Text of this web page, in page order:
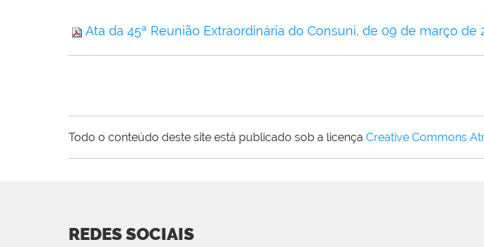
Ata da 45ª Reunião Extraordinária do Consuni, de 09 de março de
Todo o conteúdo deste site está publicado sob a licença Creative Commons
REDES SOCIAIS